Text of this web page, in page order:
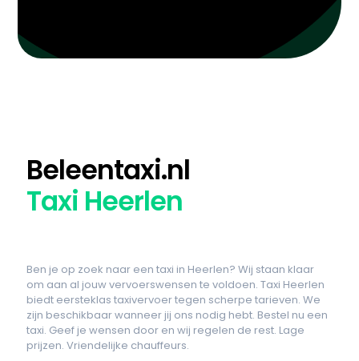
Beleentaxi.nl
Taxi Heerlen
Ben je op zoek naar een taxi in Heerlen? Wij staan klaar
om aan al jouw vervoerswensen te voldoen. Taxi Heerlen
biedt eersteklas taxivervoer tegen scherpe tarieven. We
zijn beschikbaar wanneer jij ons nodig hebt. Bestel nu een
taxi. Geef je wensen door en wij regelen de rest. Lage
prijzen. Vriendelijke chauffeurs.